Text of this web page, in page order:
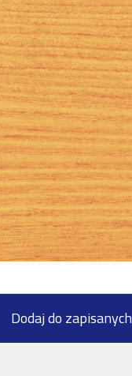
Dodaj do zapisanych